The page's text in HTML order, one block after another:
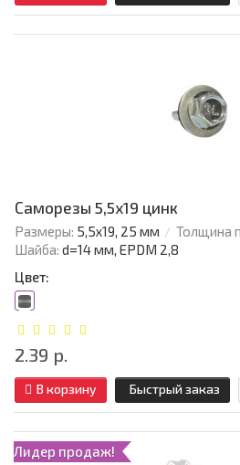
Саморезы 5,5х19 цинк
Размеры: 5,5х19, 25 мм Толщина
Шайба: d=14 мм, EPDM 2,8
Цвет:
2.39 р.
В корзину Быстрый заказ
Лидер продаж!